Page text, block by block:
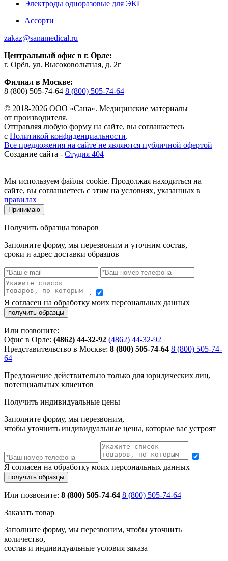
Электроды одноразовые для ЭКГ
Ассорти
zakaz@sanamedical.ru
Центральный офис в г. Орле:
г. Орёл, ул. Высоковольтная, д. 2г
Филиал в Москве:
8 (800) 505-74-64 8 (800) 505-74-64
© 2018-2026 ООО «Сана». Медицинские материалы
от производителя.
Отправляя любую форму на сайте, вы соглашаетесь
с Политикой конфиденциальности.
Все предложения на сайте не являются публичной офертой
Создание сайта - Студия 404
Мы используем файлы cookie. Продолжая находиться на
сайте, вы соглашаетесь с этим на условиях, указанных в
правилах
Принимаю
Получить образцы товаров
Заполните форму, мы перезвоним и уточним состав,
сроки и адрес доставки образцов
Я согласен на обработку моих персональных данных
Или позвоните:
Офис в Орле: (4862) 44-32-92 (4862) 44-32-92
Представительство в Москве: 8 (800) 505-74-64 8 (800) 505-74-
64
Предложение действительно только для юридических лиц,
потенциальных клиентов
Получить индивидуальные цены
Заполните форму, мы перезвоним,
чтобы уточнить индивидуальные цены, которые вас устроят
Я согласен на обработку моих персональных данных
Или позвоните: 8 (800) 505-74-64 8 (800) 505-74-64
Заказать товар
Заполните форму, мы перезвоним, чтобы уточнить
количество,
состав и индивидуальные условия заказа